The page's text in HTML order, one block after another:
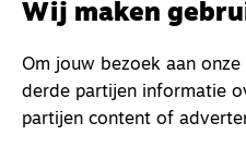
Wij maken
Om jouw bezoek aan
derde partijen informatie
partijen content of